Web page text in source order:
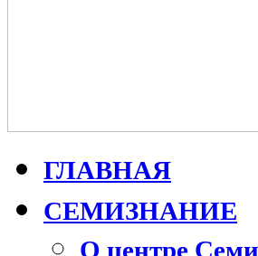
ГЛАВНАЯ
СЕМИЗНАНИЕ
О центре